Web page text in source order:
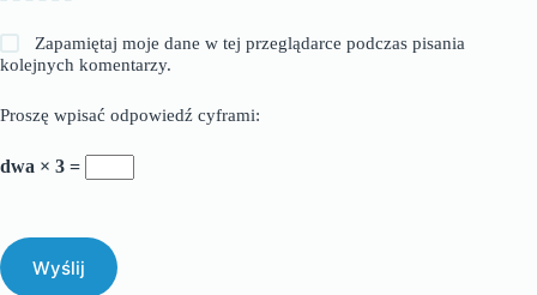
Zapamiętaj moje dane w tej przeglądarce podczas pisania
kolejnych komentarzy.
Proszę wpisać odpowiedź cyframi:
dwa × 3 =
Wyślij